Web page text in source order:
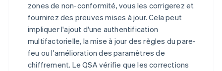
zones de non-conformité, vous les corrigerez et
fournirez des preuves mises à jour. Cela peut
impliquer l'ajout d'une authentification
multifactorielle, la mise à jour des règles du pare-
feu ou l'amélioration des paramètres de
chiffrement. Le QSA vérifie que les corrections